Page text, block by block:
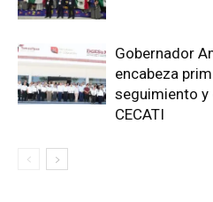
Gobernador
encabeza
seguimiento y
CECATI